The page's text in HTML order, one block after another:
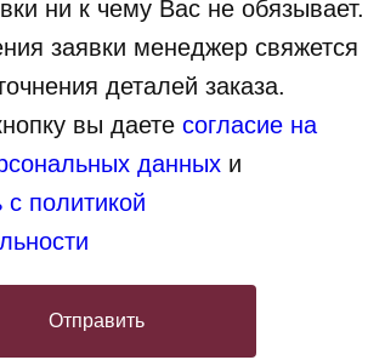
ни к чему Вас не обязывает.
заявки менеджер свяжется
деталей заказа.
вы даетесогласие на
данных и
с политикой
Отправить